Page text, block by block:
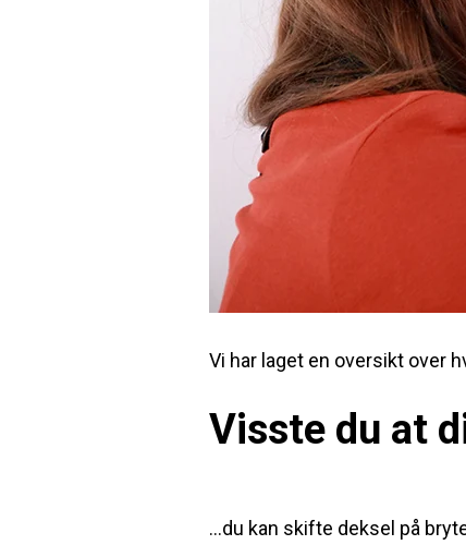
Vi har laget en oversikt over
Visste du at
...du kan skifte deksel på